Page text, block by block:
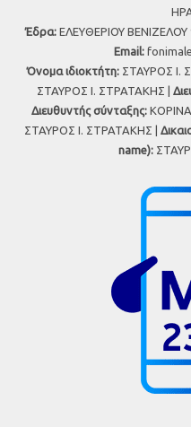
Έδρα: ΕΛΕΥΘΕΡΙΟΥ ΒΕΝΙΖΕΛΟΥ
Εmail:
Όνομα ιδιοκτήτη: ΣΤΑΥΡΟΣ Ι.
ΣΤΑΥΡΟΣ Ι. ΣΤΡΑΤΑΚΗΣ |
Διευθυντής σύνταξης:
ΣΤΑΥΡΟΣ Ι. ΣΤΡΑΤΑΚΗΣ |
name):